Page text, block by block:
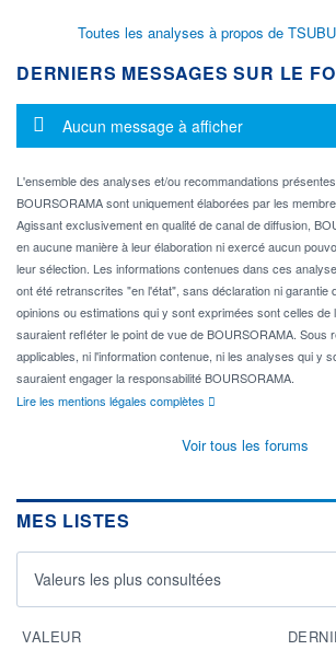
Toutes les analyses à propos de
DERNIERS MESSAGES SUR LE
Message d'information
Aucun message à afficher
L'ensemble des analyses et/ou recommandations
BOURSORAMA sont uniquement élaborées par les
Agissant exclusivement en qualité de canal de diffusion,
en aucune manière à leur élaboration ni exercé aucun
leur sélection. Les informations contenues dans ces
ont été retranscrites "en l'état", sans déclaration ni garantie
opinions ou estimations qui y sont exprimées sont celles de
sauraient refléter le point de vue de BOURSORAMA. Sous
applicables, ni l'information contenue, ni les analyses qui y
sauraient engager la responsabilité BOURSORAMA.
Lire les mentions légales complètes
Voir tous les forums
MES LISTES
Valeurs les plus consultées
VALEUR